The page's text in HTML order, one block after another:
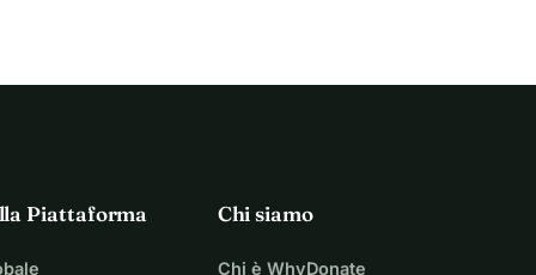
Piattaforma Chi siamo
Chi è WhyDonate